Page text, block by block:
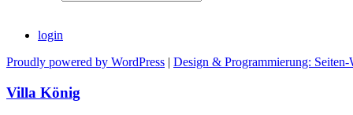
login
Proudly powered by WordPress | Design & Programmierung: Seiten-
Villa König